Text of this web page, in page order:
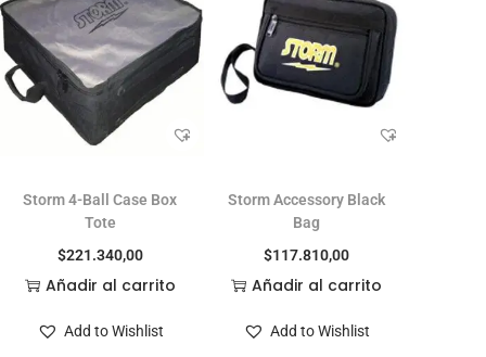
Storm 4-Ball Case Box
Tote
$221.340,00
Añadir al carrito
Add to Wishlist
Storm Accessory Black
Bag
$117.810,00
Añadir al carrito
Add to Wishlist